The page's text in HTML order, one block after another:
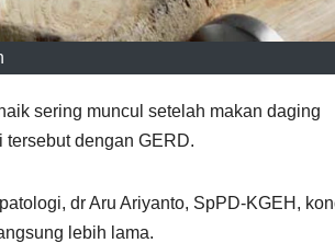
sering muncul setelah makan daging
tersebut dengan GERD.
dr Aru Ariyanto, SpPD-KGEH,
lebih lama.